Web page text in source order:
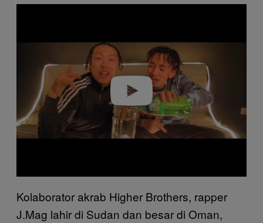
Kolaborator akrab Higher Brothers, rapper
J.Mag lahir di Sudan dan besar di Oman,